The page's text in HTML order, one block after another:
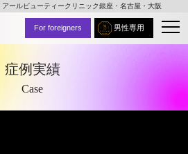
ールビューティークリニック銀座・名古屋・大阪
男性専用
For foreigners
症例実績
Case